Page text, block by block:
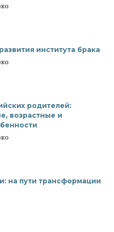
института брака
родителей:
возрастные и
на пути трансформации